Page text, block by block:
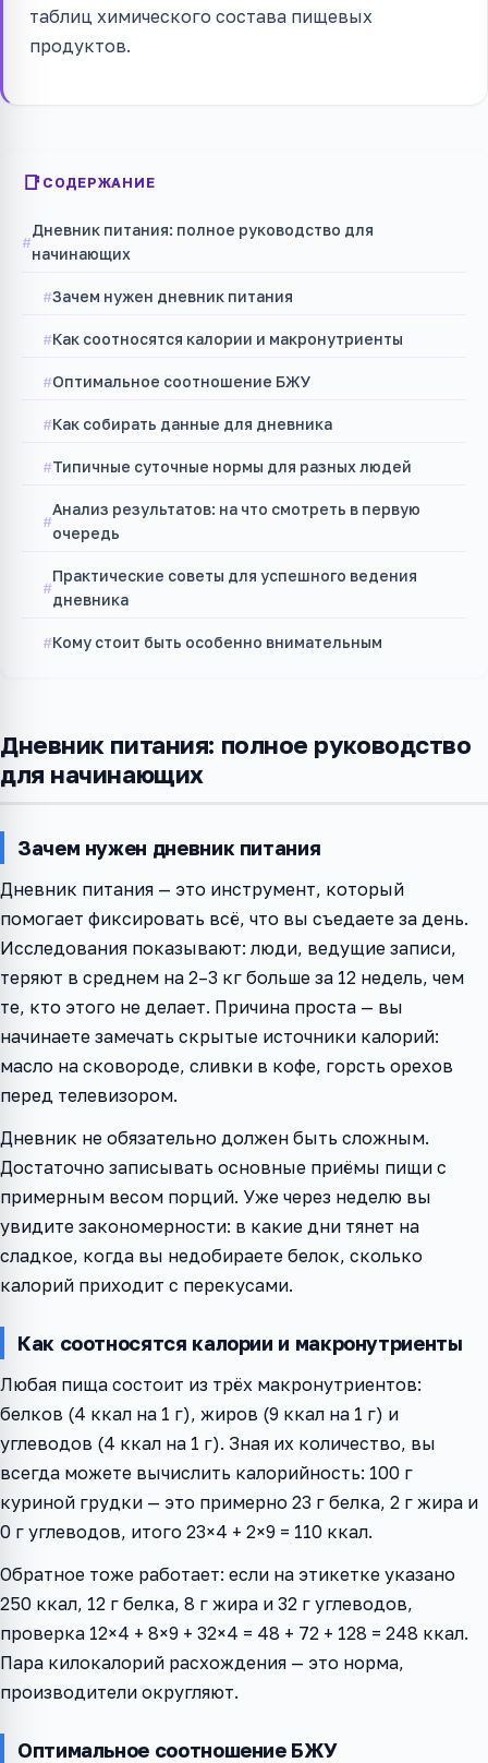
таблиц химического состава пищевых
продуктов.
СОДЕРЖАНИЕ
Дневник питания: полное руководство для
начинающих
Зачем нужен дневник питания
Как соотносятся калории и макронутриенты
Оптимальное соотношение БЖУ
Как собирать данные для дневника
Типичные суточные нормы для разных людей
Анализ результатов: на что смотреть в первую
очередь
Практические советы для успешного ведения
дневника
Кому стоит быть особенно внимательным
Дневник питания: полное руководство
для начинающих
Зачем нужен дневник питания
Дневник питания — это инструмент, который
помогает фиксировать всё, что вы съедаете за день.
Исследования показывают: люди, ведущие записи,
теряют в среднем на 2–3 кг больше за 12 недель, чем
те, кто этого не делает. Причина проста — вы
начинаете замечать скрытые источники калорий:
масло на сковороде, сливки в кофе, горсть орехов
перед телевизором.
Дневник не обязательно должен быть сложным.
Достаточно записывать основные приёмы пищи с
примерным весом порций. Уже через неделю вы
увидите закономерности: в какие дни тянет на
сладкое, когда вы недобираете белок, сколько
калорий приходит с перекусами.
Как соотносятся калории и макронутриенты
Любая пища состоит из трёх макронутриентов:
белков (4 ккал на 1 г), жиров (9 ккал на 1 г) и
углеводов (4 ккал на 1 г). Зная их количество, вы
всегда можете вычислить калорийность: 100 г
куриной грудки — это примерно 23 г белка, 2 г жира и
0 г углеводов, итого 23×4 + 2×9 = 110 ккал.
Обратное тоже работает: если на этикетке указано
250 ккал, 12 г белка, 8 г жира и 32 г углеводов,
проверка 12×4 + 8×9 + 32×4 = 48 + 72 + 128 = 248 ккал.
Пара килокалорий расхождения — это норма,
производители округляют.
Оптимальное соотношение БЖУ